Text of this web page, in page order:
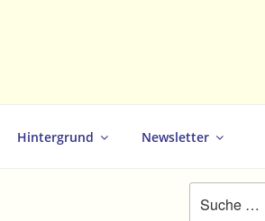
Hintergrund Newsletter
nach: